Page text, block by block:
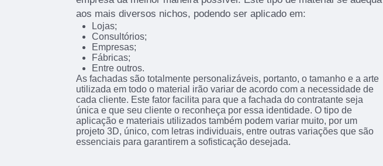
aos mais diversos nichos, podendo ser aplicado em:
Lojas;
Consultórios;
Empresas;
Fábricas;
Entre outros.
As fachadas são totalmente personalizáveis, portanto, o tamanho e a arte
utilizada em todo o material irão variar de acordo com a necessidade de
cada cliente. Este fator facilita para que a fachada do contratante seja
única e que seu cliente o reconheça por essa identidade. O tipo de
aplicação e materiais utilizados também podem variar muito, por um
projeto 3D, único, com letras individuais, entre outras variações que são
essenciais para garantirem a sofisticação desejada.